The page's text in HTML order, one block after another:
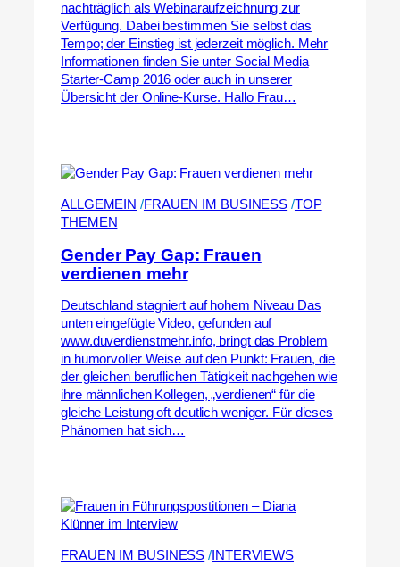
nachträglich als Webinaraufzeichnung zur
Verfügung. Dabei bestimmen Sie selbst das
Tempo; der Einstieg ist jederzeit möglich. Mehr
Informationen finden Sie unter Social Media
Starter-Camp 2016 oder auch in unserer
Übersicht der Online-Kurse. Hallo Frau…
ALLGEMEIN /FRAUEN IM BUSINESS /TOP
THEMEN
Gender Pay Gap: Frauen
verdienen mehr
Deutschland stagniert auf hohem Niveau Das
unten eingefügte Video, gefunden auf
www.duverdienstmehr.info, bringt das Problem
in humorvoller Weise auf den Punkt: Frauen, die
der gleichen beruflichen Tätigkeit nachgehen wie
ihre männlichen Kollegen, „verdienen“ für die
gleiche Leistung oft deutlich weniger. Für dieses
Phänomen hat sich…
FRAUEN IM BUSINESS / INTERVIEWS